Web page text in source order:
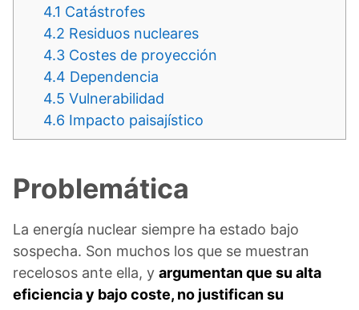
4.1 Catástrofes
4.2 Residuos nucleares
4.3 Costes de proyección
4.4 Dependencia
4.5 Vulnerabilidad
4.6 Impacto paisajístico
Problemática
La energía nuclear siempre ha estado bajo
sospecha. Son muchos los que se muestran
recelosos ante ella, y argumentan que su alta
eficiencia y bajo coste, no justifican su